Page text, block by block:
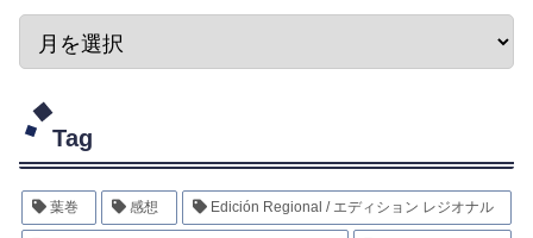
Tag
葉巻 感想 Edición Regional / エディション レジオナル